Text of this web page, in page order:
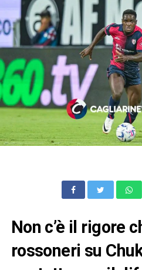
Non c’è il rigore
rossoneri su